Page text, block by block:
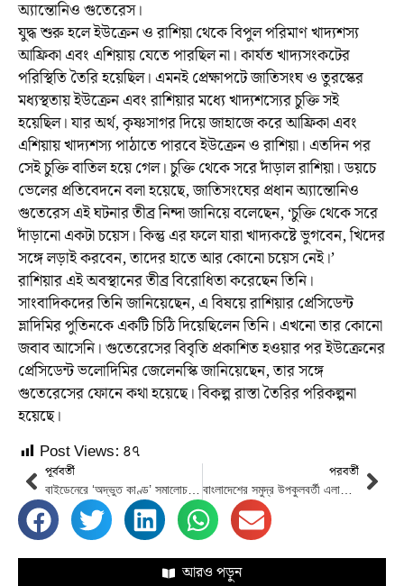
অ্যান্তোনিও গুতেরেস।
যুদ্ধ শুরু হলে ইউক্রেন ও রাশিয়া থেকে বিপুল পরিমাণ খাদ্যশস্য
আফ্রিকা এবং এশিয়ায় যেতে পারছিল না। কার্যত খাদ্যসংকটের
পরিস্থিতি তৈরি হয়েছিল। এমনই প্রেক্ষাপটে জাতিসংঘ ও তুরস্কের
মধ্যস্থতায় ইউক্রেন এবং রাশিয়ার মধ্যে খাদ্যশস্যের চুক্তি সই
হয়েছিল। যার অর্থ, কৃষ্ণসাগর দিয়ে জাহাজে করে আফ্রিকা এবং
এশিয়ায় খাদ্যশস্য পাঠাতে পারবে ইউক্রেন ও রাশিয়া। এতদিন পর
সেই চুক্তি বাতিল হয়ে গেল। চুক্তি থেকে সরে দাঁড়াল রাশিয়া। ডয়চে
ভেলের প্রতিবেদনে বলা হয়েছে, জাতিসংঘের প্রধান অ্যান্তোনিও
গুতেরেস এই ঘটনার তীব্র নিন্দা জানিয়ে বলেছেন, ‘চুক্তি থেকে সরে
দাঁড়ানো একটা চয়েস। কিন্তু এর ফলে যারা খাদ্যকষ্টে ভুগবেন, খিদের
সঙ্গে লড়াই করবেন, তাদের হাতে আর কোনো চয়েস নেই।’
রাশিয়ার এই অবস্থানের তীব্র বিরোধিতা করেছেন তিনি।
সাংবাদিকদের তিনি জানিয়েছেন, এ বিষয়ে রাশিয়ার প্রেসিডেন্ট
ভ্লাদিমির পুতিনকে একটি চিঠি দিয়েছিলেন তিনি। এখনো তার কোনো
জবাব আসেনি। গুতেরেসের বিবৃতি প্রকাশিত হওয়ার পর ইউক্রেনের
প্রেসিডেন্ট ভলোদিমির জেলেনস্কি জানিয়েছেন, তার সঙ্গে
গুতেরেসের ফোনে কথা হয়েছে। বিকল্প রাস্তা তৈরির পরিকল্পনা
হয়েছে।
Post Views: ৪৭
পূর্ববর্তী
বাইডেনেরে ‘অদ্ভুত কাণ্ড’ সমালোচনার ঝড়
পরবর্তী
বাংলাদেশের সমুদ্র উপকুলবর্তী এলাকায় বায়ু শক্তি উৎপাদনে ডেনমার্ক ১৩০ কোটি মার্কিন ডলার বিনিয়োগে আগ্রহী
আরও পড়ুন